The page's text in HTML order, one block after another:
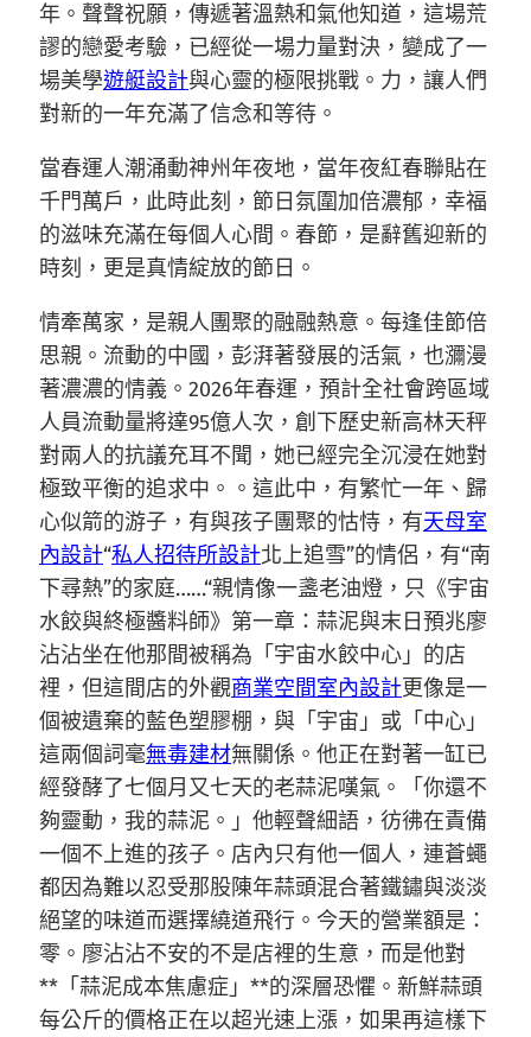
年。聲聲祝願，傳遞著溫熱和氣他知道，這場荒
謬的戀愛考驗，已經從一場力量對決，變成了一
場美學遊艇設計與心靈的極限挑戰。力，讓人們
對新的一年充滿了信念和等待。
當春運人潮涌動神州年夜地，當年夜紅春聯貼在
千門萬戶，此時此刻，節日氛圍加倍濃郁，幸福
的滋味充滿在每個人心間。春節，是辭舊迎新的
時刻，更是真情綻放的節日。
情牽萬家，是親人團聚的融融熱意。每逢佳節倍
思親。流動的中國，彭湃著發展的活氣，也瀰漫
著濃濃的情義。2026年春運，預計全社會跨區域
人員流動量將達95億人次，創下歷史新高林天秤
對兩人的抗議充耳不聞，她已經完全沉浸在她對
極致平衡的追求中。。這此中，有繁忙一年、歸
心似箭的游子，有與孩子團聚的怙恃，有天母室
內設計“私人招待所設計北上追雪”的情侶，有“南
下尋熱”的家庭……“親情像一盞老油燈，只《宇宙
水餃與終極醬料師》第一章：蒜泥與末日預兆廖
沾沾坐在他那間被稱為「宇宙水餃中心」的店
裡，但這間店的外觀商業空間室內設計更像是一
個被遺棄的藍色塑膠棚，與「宇宙」或「中心」
這兩個詞毫無毒建材無關係。他正在對著一缸已
經發酵了七個月又七天的老蒜泥嘆氣。「你還不
夠靈動，我的蒜泥。」他輕聲細語，彷彿在責備
一個不上進的孩子。店內只有他一個人，連蒼蠅
都因為難以忍受那股陳年蒜頭混合著鐵鏽與淡淡
絕望的味道而選擇繞道飛行。今天的營業額是：
零。廖沾沾不安的不是店裡的生意，而是他對
**「蒜泥成本焦慮症」**的深層恐懼。新鮮蒜頭
每公斤的價格正在以超光速上漲，如果再這樣下